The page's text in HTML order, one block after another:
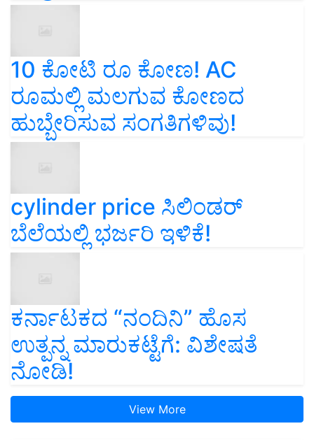
10 ಕೋಟಿ ರೂ ಕೋಣ! AC
ರೂಮಲ್ಲಿ ಮಲಗುವ ಕೋಣದ
ಹುಬ್ಬೇರಿಸುವ ಸಂಗತಿಗಳಿವು!
cylinder price ಸಿಲಿಂಡರ್‌
ಬೆಲೆಯಲ್ಲಿ ಭರ್ಜರಿ ಇಳಿಕೆ!
ಕರ್ನಾಟಕದ “ನಂದಿನಿ” ಹೊಸ
ಉತ್ಪನ್ನ ಮಾರುಕಟ್ಟೆಗೆ: ವಿಶೇಷತೆ
ನೋಡಿ!
View More